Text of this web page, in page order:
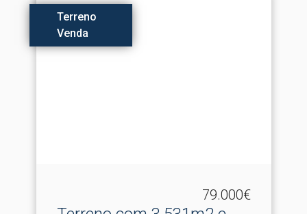
Terreno
Venda
79.000€